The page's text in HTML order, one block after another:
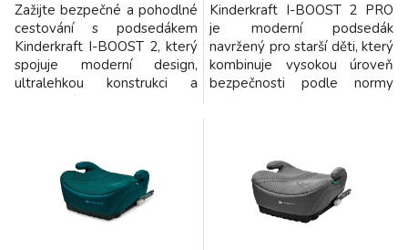
Zažijte bezpečné a pohodlné
cestování s podsedákem
Kinderkraft I-BOOST 2, který
spojuje moderní design,
ultralehkou konstrukci a
nepotřebují plnohodnotnou
autosedačku, ale stále si
zaslouží maximální ochranu a
Kinderkraft I-BOOST 2 PRO
je moderní podsedák
navržený pro starší děti, který
kombinuje vysokou úroveň
bezpečnosti podle normy
150 cm, přibližně ve věku 6 až
12 let. Praktické řešení, které
roste spolu s dítětem a
poskytuje ochranu i pohodlí v
každé fázi cestov